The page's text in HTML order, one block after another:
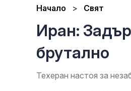
Начало Свят
Иран:
брутално
Техеран настоя за